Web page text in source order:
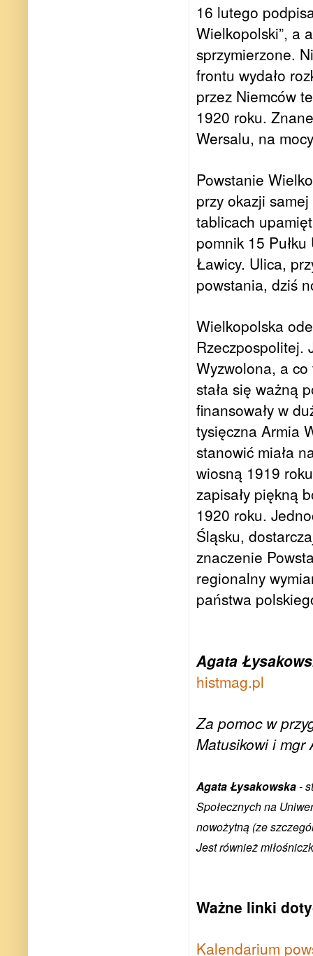
16 lutego
Wielkopolski”, a
sprzymierzone.
frontu wydało
przez Niemców
1920 roku.
Wersalu, na
Powstanie
przy okazji
tablicach
pomnik 15
Ławicy. Ulica,
powstania, dziś
Wielkopolska
Rzeczpospolitej.
Wyzwolona, a
stała się ważną
finansowały w
tysięczna Armia
stanowić miała
wiosną 1919
zapisały piękną
1920 roku.
Śląsku,
znaczenie
regionalny
państwa
Agata
histmag.pl
Za pomoc w
Matusikowi i mgr
Agata Łysakowska-
Społecznych na
nowożytną (ze
Jest również
Ważne linki
Kalendarium